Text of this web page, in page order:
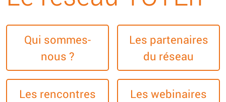
Qui sommes-
nous ?
Les partenaires
du réseau
Les rencontres
Les webinaires